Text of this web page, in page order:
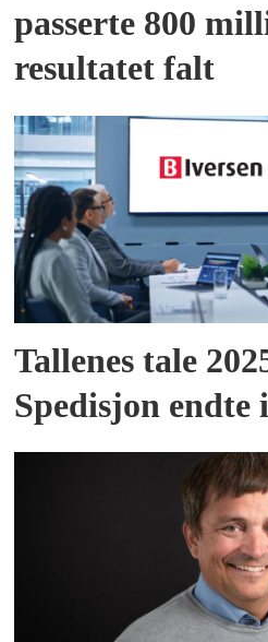
passerte 800
resultatet falt
Tallenes tale
Spedisjon endte